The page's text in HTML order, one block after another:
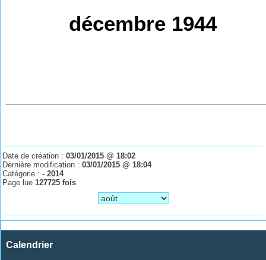
décembre 1944
Date de création :03/01/2015 @ 18:02
Dernière modification :03/01/2015 @ 18:04
Catégorie :- 2014
Page lue 127725 fois
Calendrier